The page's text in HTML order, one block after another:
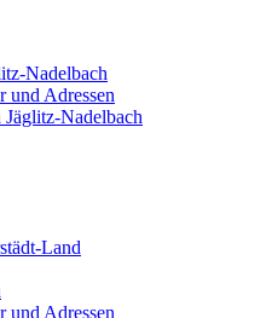
Nadelbach
und Adressen
Jäglitz-Nadelbach
Land
und Adressen